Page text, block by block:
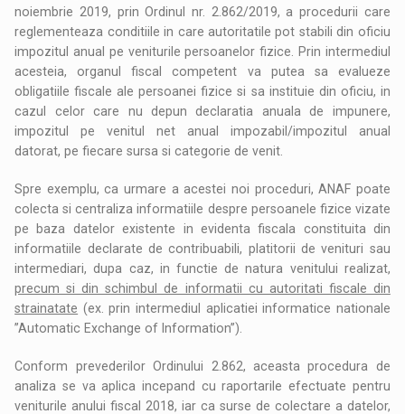
noiembrie 2019, prin Ordinul nr. 2.862/2019, a procedurii care
reglementeaza conditiile in care autoritatile pot stabili din oficiu
impozitul anual pe veniturile persoanelor fizice. Prin intermediul
acesteia, organul fiscal competent va putea sa evalueze
obligatiile fiscale ale persoanei fizice si sa instituie din oficiu, in
cazul celor care nu depun declaratia anuala de impunere,
impozitul pe venitul net anual impozabil/impozitul anual
datorat, pe fiecare sursa si categorie de venit.
Spre exemplu, ca urmare a acestei noi proceduri, ANAF poate
colecta si centraliza informatiile despre persoanele fizice vizate
pe baza datelor existente in evidenta fiscala constituita din
informatiile declarate de contribuabili, platitorii de venituri sau
intermediari, dupa caz, in functie de natura venitului realizat,
precum si din schimbul de informatii cu autoritati fiscale din
strainatate (ex. prin intermediul aplicatiei informatice nationale
”Automatic Exchange of Information”).
Conform prevederilor Ordinului 2.862, aceasta procedura de
analiza se va aplica incepand cu raportarile efectuate pentru
veniturile anului fiscal 2018, iar ca surse de colectare a datelor,